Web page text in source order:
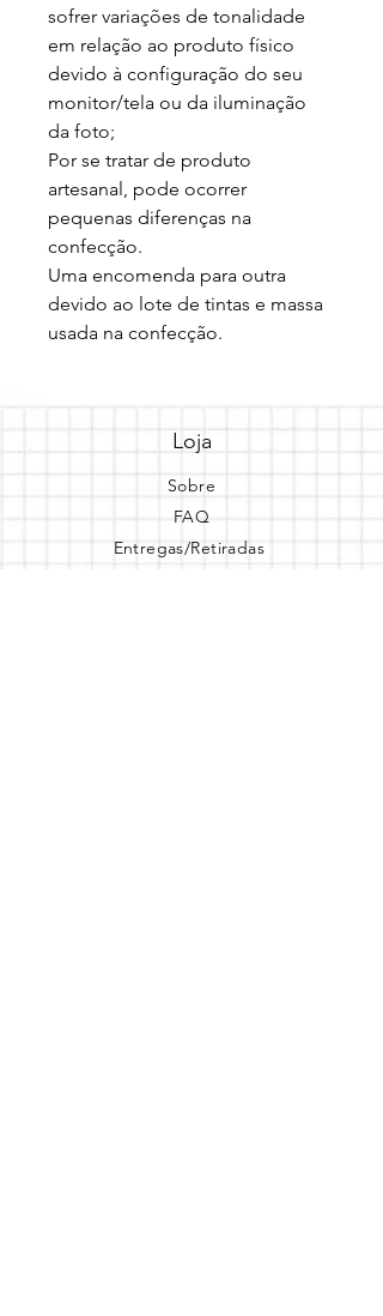
sofrer variações de tonalidade
em relação ao produto físico
devido à configuração do seu
monitor/tela ou da iluminação
da foto;
Por se tratar de produto
artesanal, pode ocorrer
pequenas diferenças na
confecção.
Uma encomenda para outra
devido ao lote de tintas e massa
usada na confecção.
Loja
Sobre
FAQ
Entregas/Retiradas